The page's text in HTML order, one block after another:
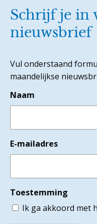
Schrijf je in
nieuwsbrief
Vul onderstaand
maandelijkse
Naam
E-mailadres
Toestemming
Ik ga akkoord met